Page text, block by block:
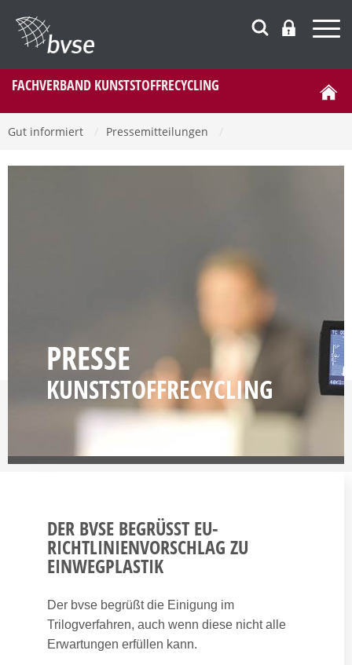
FACHVERBAND KUNSTSTOFFRECYCLING
Gut informiert Pressemitteilungen
PRESSE
KUNST­STOFFRECYCLING
DER BVSE BEGRÜSST EU-R
ICHTLINIENVORSCHLAG ZU E
INWEGPLASTIK
Der bvse begrüßt die Einigung im
Trilogverfahren, auch wenn diese nicht alle
Erwartungen erfüllen kann.